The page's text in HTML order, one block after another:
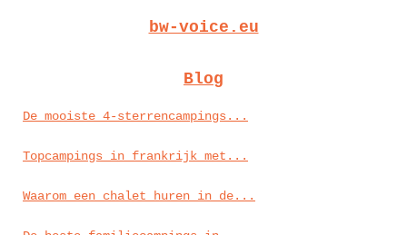
bw-voice.eu
Blog
De mooiste 4-sterrencampings...
Topcampings in frankrijk met...
Waarom een chalet huren in de...